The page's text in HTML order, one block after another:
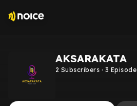
AKSARAKATA
2 Subscribers · 3 Episode